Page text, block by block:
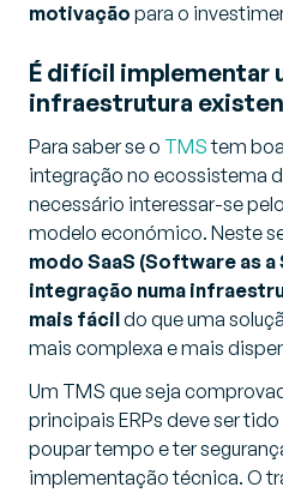
motivação para o
É difícil implementar
infraestrutura
Para saber se o TMStem
integração no ecossistema
necessário interessar-se
modelo económico. Neste
modo SaaS (Software as
integração numa
mais fácildo que uma
mais complexa e mais
Um TMS que seja
principais ERPs deve ser
poupar tempo e ter
implementação técnica. O